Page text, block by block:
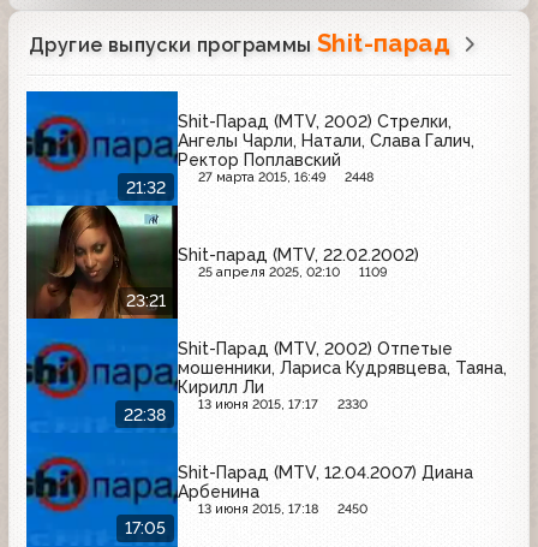
Другие выпуски программы Shit-парад
21:32
Shit-Парад (MTV, 2002) Стрелки,
Ангелы Чарли, Натали, Слава Галич,
Ректор Поплавский
27 марта 2015, 16:49 2448
23:21
Shit-парад (MTV, 22.02.2002)
25 апреля 2025, 02:10 1109
22:38
Shit-Парад (MTV, 2002) Отпетые
мошенники, Лариса Кудрявцева, Таяна,
Кирилл Ли
13 июня 2015, 17:17 2330
17:05
Shit-Парад (MTV, 12.04.2007) Диана
Арбенина
13 июня 2015, 17:18 2450